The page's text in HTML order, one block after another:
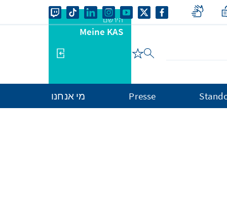
הירשם
Meine KAS
Presse מי אנחנו